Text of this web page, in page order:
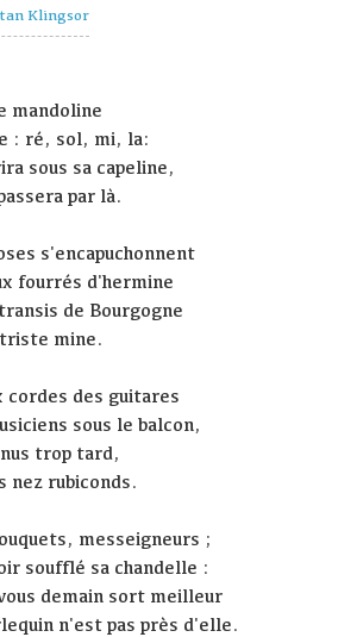
Klingsor
mandoline
: ré, sol, mi, la:
sous sa capeline,
par là.
s'encapuchonnent
fourrés d'hermine
de Bourgogne
mine.
cordes des guitares
sous le balcon,
trop tard,
nez rubiconds.
messeigneurs ;
soufflé sa chandelle :
demain sort meilleur
n'est pas près d'elle.